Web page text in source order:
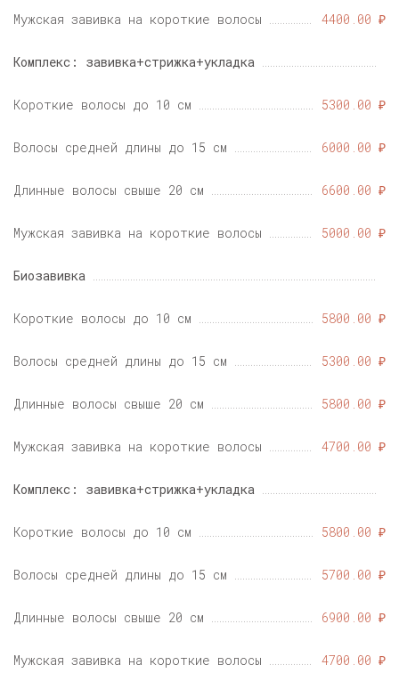
Мужская завивка на короткие волосы 4400.00 ₽
Комплекс: завивка+стрижка+укладка
Короткие волосы до 10 см 5300.00 ₽
Волосы средней длины до 15 см 6000.00 ₽
Длинные волосы свыше 20 см 6600.00 ₽
Мужская завивка на короткие волосы 5000.00 ₽
Биозавивка
Короткие волосы до 10 см 5800.00 ₽
Волосы средней длины до 15 см 5300.00 ₽
Длинные волосы свыше 20 см 5800.00 ₽
Мужская завивка на короткие волосы 4700.00 ₽
Комплекс: завивка+стрижка+укладка
Короткие волосы до 10 см 5800.00 ₽
Волосы средней длины до 15 см 5700.00 ₽
Длинные волосы свыше 20 см 6900.00 ₽
Мужская завивка на короткие волосы 4700.00 ₽